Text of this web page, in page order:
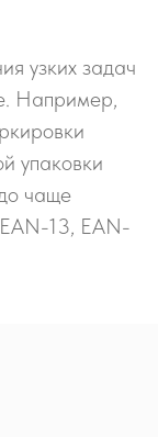
узких задач
Например,
упаковки
чаще
13, EAN-